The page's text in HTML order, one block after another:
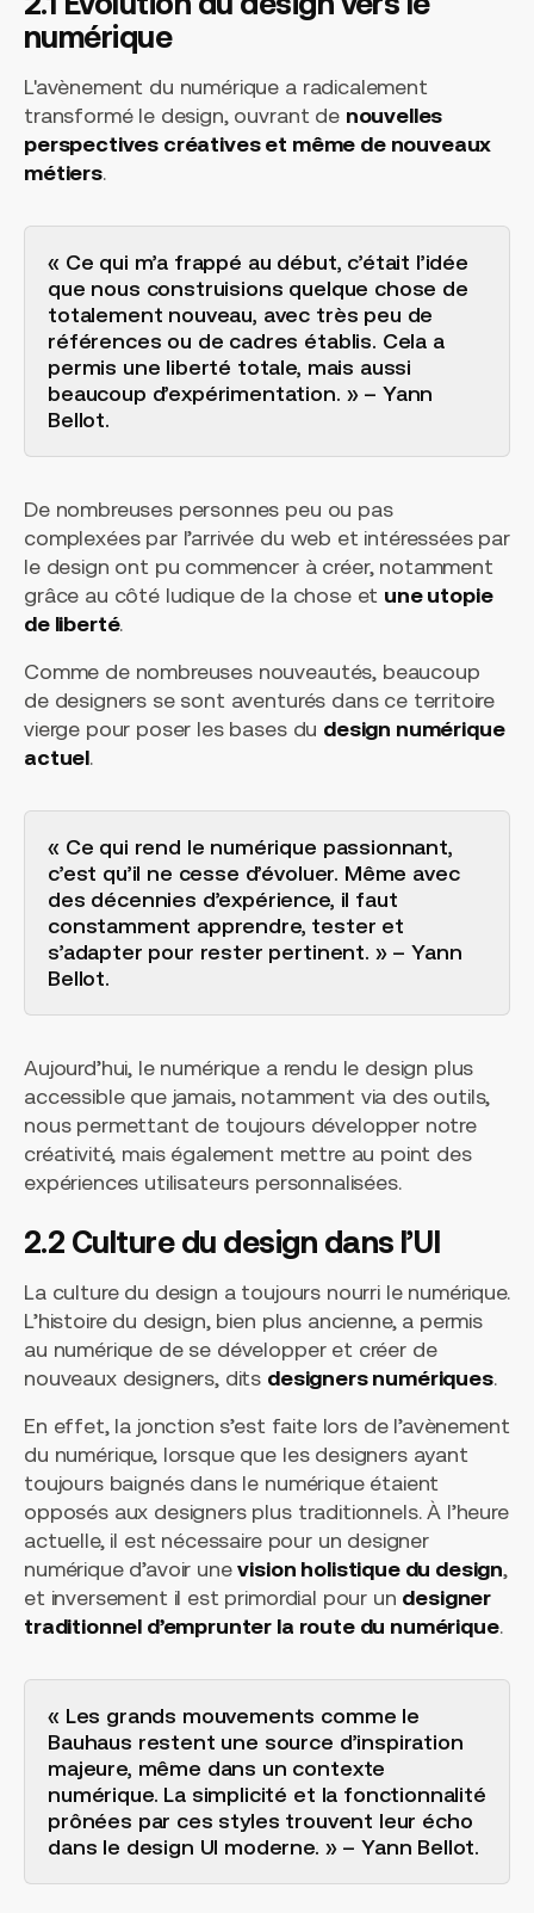
numérique
L'avènement du numérique a radicalement
transformé le design, ouvrant de nouvelles
perspectives créatives et même de nouveaux
métiers.
« Ce qui m’a frappé au début, c’était l’idée
que nous construisions quelque chose de
totalement nouveau, avec très peu de
références ou de cadres établis. Cela a
permis une liberté totale, mais aussi
beaucoup d’expérimentation. » – Yann
Bellot.
De nombreuses personnes peu ou pas
complexées par l’arrivée du web et intéressées par
le design ont pu commencer à créer, notamment
grâce au côté ludique de la chose et une utopie
de liberté.
Comme de nombreuses nouveautés, beaucoup
de designers se sont aventurés dans ce territoire
vierge pour poser les bases du design numérique
actuel.
« Ce qui rend le numérique passionnant,
c’est qu’il ne cesse d’évoluer. Même avec
des décennies d’expérience, il faut
constamment apprendre, tester et
s’adapter pour rester pertinent. » – Yann
Bellot.
Aujourd’hui, le numérique a rendu le design plus
accessible que jamais, notamment via des outils,
nous permettant de toujours développer notre
créativité, mais également mettre au point des
expériences utilisateurs personnalisées.
2.2 Culture du design dans l’UI
La culture du design a toujours nourri le numérique.
L’histoire du design, bien plus ancienne, a permis
au numérique de se développer et créer de
nouveaux designers, dits designers numériques.
En effet, la jonction s’est faite lors de l’avènement
du numérique, lorsque que les designers ayant
toujours baignés dans le numérique étaient
opposés aux designers plus traditionnels. À l’heure
actuelle, il est nécessaire pour un designer
numérique d’avoir unevision holistique du design,
et inversement il est primordial pour un designer
traditionnel d’emprunter la route du numérique.
« Les grands mouvements comme le
Bauhaus restent une source d’inspiration
majeure, même dans un contexte
numérique. La simplicité et la fonctionnalité
prônées par ces styles trouvent leur écho
dans le design UI moderne. » – Yann Bellot.